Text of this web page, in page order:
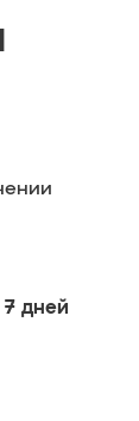
7 дней